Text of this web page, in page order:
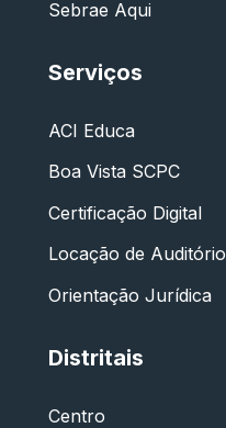
Sebrae Aqui
Serviços
ACI Educa
Boa Vista SCPC
Certificação Digital
Locação de
Orientação Jurídica
Distritais
Centro